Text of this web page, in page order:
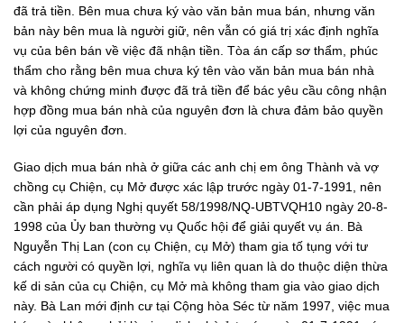
đã trả tiền. Bên mua chưa ký vào văn bản mua bán, nhưng văn
bản này bên mua là người giữ, nên vẫn có giá trị xác định nghĩa
vụ của bên bán về việc đã nhận tiền. Tòa án cấp sơ thẩm, phúc
thẩm cho rằng bên mua chưa ký tên vào văn bản mua bán nhà
và không chứng minh được đã trả tiền để bác yêu cầu công nhận
hợp đồng mua bán nhà của nguyên đơn là chưa đảm bảo quyền
lợi của nguyên đơn.
Giao dịch mua bán nhà ở giữa các anh chị em ông Thành và vợ
chồng cụ Chiện, cụ Mở được xác lập trước ngày 01-7-1991, nên
cần phải áp dụng Nghị quyết 58/1998/NQ-UBTVQH10 ngày 20-8-
1998 của Ủy ban thường vụ Quốc hội để giải quyết vụ án. Bà
Nguyễn Thị Lan (con cụ Chiện, cụ Mở) tham gia tố tụng với tư
cách người có quyền lợi, nghĩa vụ liên quan là do thuộc diện thừa
kế di sản của cụ Chiện, cụ Mở mà không tham gia vào giao dịch
này. Bà Lan mới định cư tại Cộng hòa Séc từ năm 1997, việc mua